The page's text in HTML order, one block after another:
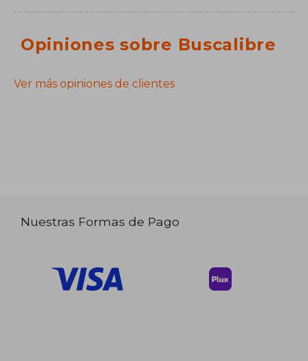
Opiniones sobre Buscalibre
Ver más opiniones de clientes
Nuestras Formas de Pago